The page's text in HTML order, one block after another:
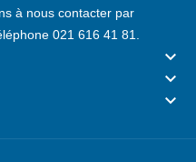
à nous contacter par
021 616 41 81
keyboard_arrow_down
keyboard_arrow_down
keyboard_arrow_down